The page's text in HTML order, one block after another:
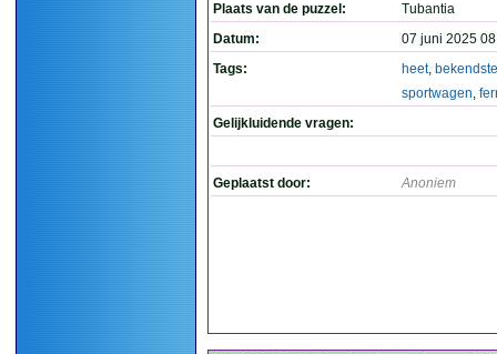
Plaats van de puzzel:
Tubantia
Datum:
07 juni 2025
Tags:
heet, bekendste
sportwagen,
Gelijkluidende vragen:
Geplaatst door: Anoniem